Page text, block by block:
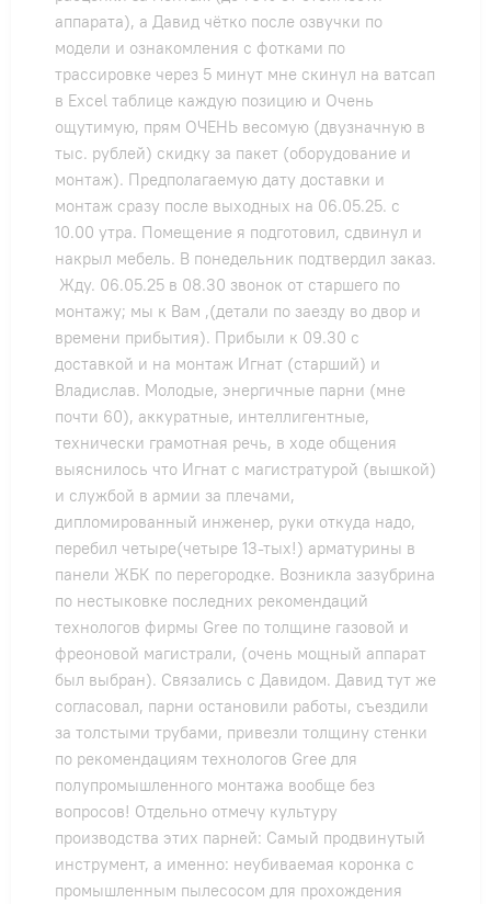
аппарата), а Давид чётко после озвучки по
модели и ознакомления с фотками по
трассировке через 5 минут мне скинул на ватсап
в Excel таблице каждую позицию и Очень
ощутимую, прям ОЧЕНЬ весомую (двузначную в
тыс. рублей) скидку за пакет (оборудование и
монтаж). Предполагаемую дату доставки и
монтаж сразу после выходных на 06.05.25. с
10.00 утра. Помещение я подготовил, сдвинул и
накрыл мебель. В понедельник подтвердил заказ.
Жду. 06.05.25 в 08.30 звонок от старшего по
монтажу; мы к Вам ,(детали по заезду во двор и
времени прибытия). Прибыли к 09.30 с
доставкой и на монтаж Игнат (старший) и
Владислав. Молодые, энергичные парни (мне
почти 60), аккуратные, интеллигентные,
технически грамотная речь, в ходе общения
выяснилось что Игнат с магистратурой (вышкой)
и службой в армии за плечами,
дипломированный инженер, руки откуда надо,
перебил четыре(четыре 13-тых!) арматурины в
панели ЖБК по перегородке. Возникла зазубрина
по нестыковке последних рекомендаций
технологов фирмы Gree по толщине газовой и
фреоновой магистрали, (очень мощный аппарат
был выбран). Связались с Давидом. Давид тут же
согласовал, парни остановили работы, съездили
за толстыми трубами, привезли толщину стенки
по рекомендациям технологов Gree для
полупромышленного монтажа вообще без
вопросов! Отдельно отмечу культуру
производства этих парней: Самый продвинутый
инструмент, а именно: неубиваемая коронка с
промышленным пылесосом для прохождения